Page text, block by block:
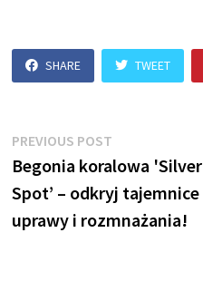
SHARE TWEET
Nawigacja
wpisu
PREVIOUS POST
post:
Begonia koralowa 'Silver
Spot’ – odkryj tajemnice
uprawy i rozmnażania!